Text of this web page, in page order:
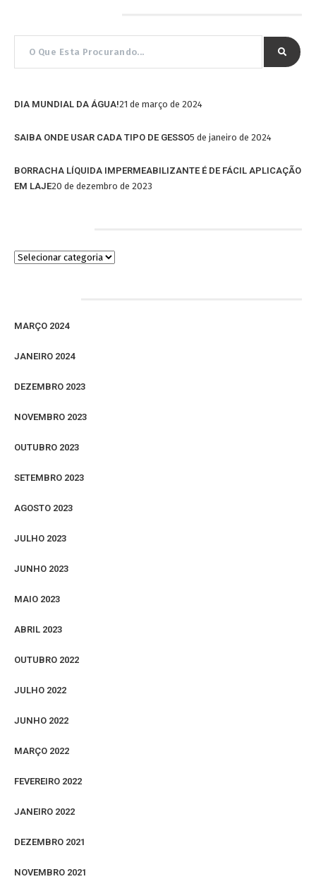
DIA MUNDIAL DA ÁGUA!21 de março de 2024
SAIBA ONDE USAR CADA TIPO DE GESSO5 de janeiro de 2024
BORRACHA LÍQUIDA IMPERMEABILIZANTE É DE FÁCIL APLICAÇÃO
EM LAJE20 de dezembro de 2023
MARÇO 2024
JANEIRO 2024
DEZEMBRO 2023
NOVEMBRO 2023
OUTUBRO 2023
SETEMBRO 2023
AGOSTO 2023
JULHO 2023
JUNHO 2023
MAIO 2023
ABRIL 2023
OUTUBRO 2022
JULHO 2022
JUNHO 2022
MARÇO 2022
FEVEREIRO 2022
JANEIRO 2022
DEZEMBRO 2021
NOVEMBRO 2021